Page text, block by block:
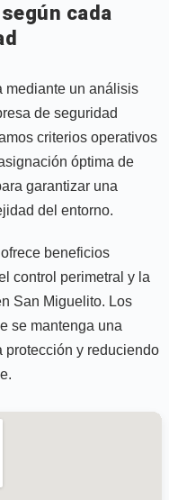
cada
mediante un análisis
de seguridad
criterios operativos
óptima de
garantizar una
del entorno.
beneficios
control perimetral y la
San Miguelito. Los
se mantenga una
protección y reduciendo